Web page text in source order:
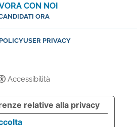
CON NOI
ORA
USER PRIVACY
Accessibilità
relative alla privacy